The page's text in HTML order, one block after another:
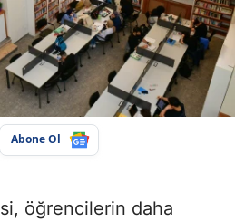
Abone Ol
öğrencilerin daha